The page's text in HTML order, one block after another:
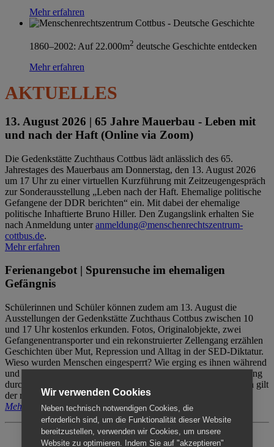
Mehr erfahren
1860–2002: Auf 22.000m2 deutsche Geschichte entdecken
Mehr erfahren
AKTUELLES
13. August 2026 | 65 Jahre Mauerbau - Leben mit
und nach der Haft (Online via Zoom)
Die Gedenkstätte Zuchthaus Cottbus lädt anlässlich des 65.
Jahrestages des Mauerbaus am Donnerstag, den 13. August 2026
um 17 Uhr zu einer virtuellen Kurzführung mit Zeitzeugengespräch
zur Sonderausstellung „Leben nach der Haft. Ehemalige politische
Gefangene der DDR berichten“ ein. Mit dabei der ehemalige
politische Inhaftierte Bruno Hiller. Den Zugangslink erhalten Sie
nach Anmeldung unteranmeldung@menschenrechtszentrum-
cottbus.de.
Mehr erfahren
Ferienangebot | Spurensuche im ehemaligen
Gefängnis
Schülerinnen und Schüler können zudem am 13. August die
Ausstellungen der Gedenkstätte Zuchthaus Cottbus zwischen 10
und 17 Uhr kostenlos erkunden. Fotos, Originalobjekte, zwei
Gefangenentransporter und ein rekonstruierter Zellengang erzählen
Geschichten über Mut, Repression und Alltag in der SED-Diktatur.
Wieso wurden Menschen eingesperrt? Wie erging es ihnen während
und nach der Haft? Der Besuch erfolgt individuell ohne Betreuung
durch das Menschenrechtszentrum Cottbus. Für Begleitpersonen gilt
der reguläre Eintritt (8€ / ermäßigt 5€).
Mehr erfahren
Wir verwenden Cookies
Neben technisch notwendigen Cookies, die
erforderlich sind, um die Funktionalität dieser Website
bereitzustellen, verwenden wir Cookies, um unsere
Website zu optimieren. Indem Sie auf "akzeptieren"